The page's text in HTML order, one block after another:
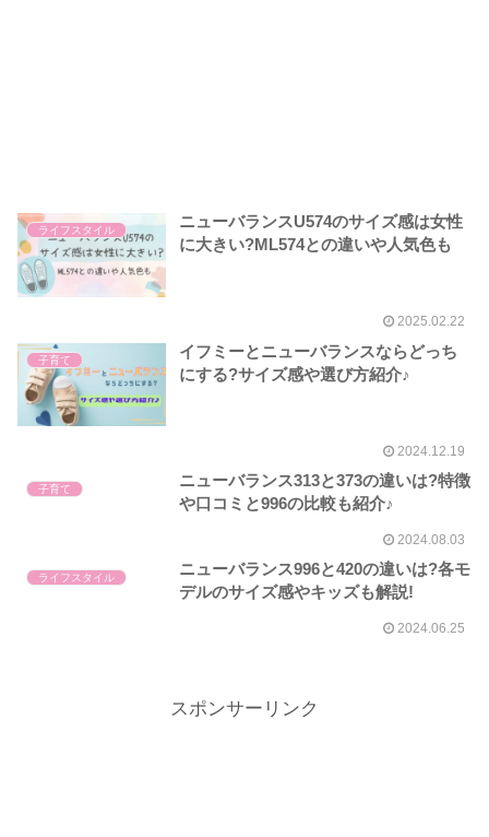
ライフスタイル
ニューバランスU574のサイズ感は女性
に大きい?ML574との違いや人気色も
2025.02.22
子育て
イフミーとニューバランスならどっち
にする?サイズ感や選び方紹介♪
2024.12.19
子育て
ニューバランス313と373の違いは?特徴
や口コミと996の比較も紹介♪
2024.08.03
ライフスタイル
ニューバランス996と420の違いは?各モ
デルのサイズ感やキッズも解説!
2024.06.25
スポンサーリンク